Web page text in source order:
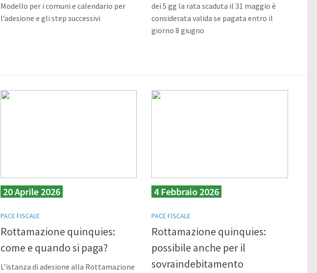
Modello per i comuni e calendario per
l’adesione e gli step successivi
dei 5 gg la rata scaduta il 31 maggio è
considerata valida se pagata entro il
giorno 8 giugno
20 Aprile 2026
PACE FISCALE
Rottamazione quinquies:
come e quando si paga?
L’istanza di adesione alla Rottamazione
4 Febbraio 2026
PACE FISCALE
Rottamazione quinquies:
possibile anche per il
sovraindebitamento